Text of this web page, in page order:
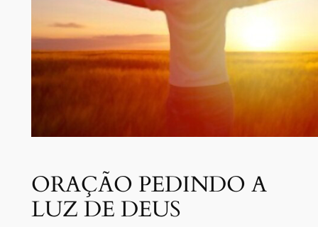
ORAÇÃO PEDINDO A
LUZ DE DEUS